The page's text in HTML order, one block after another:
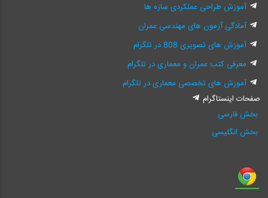
آموزش طراحی عملکردی سازه ها
آمادگی آزمون های مهندسی عمران
آموزش های تصویری 808 در تلگرام
معرفی کتب عمران و معماری در تلگرام
آموزش های تخصصی معماری در تلگرام
صفحات اینستاگرام
بخش فارسی
بخش انگلیسی